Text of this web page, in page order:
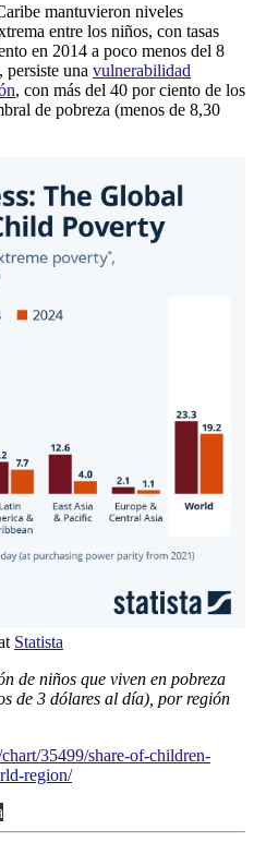
mantuvieron niveles
entre los niños, con tasas
en 2014 a poco menos del 8
una vulnerabilidad
, con más del 40 por ciento de los
de pobreza (menos de 8,30
Statista
de niños que viven en pobreza
de 3 dólares al día), por región
35499/share-of-children-
region/